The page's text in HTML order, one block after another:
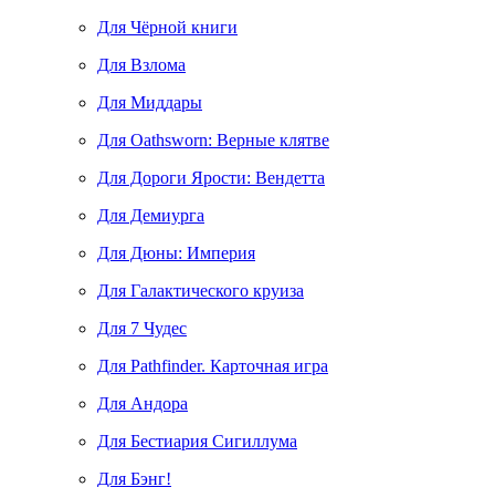
Для Чёрной книги
Для Взлома
Для Миддары
Для Oathsworn: Верные клятве
Для Дороги Ярости: Вендетта
Для Демиурга
Для Дюны: Империя
Для Галактического круиза
Для 7 Чудес
Для Pathfinder. Карточная игра
Для Андора
Для Бестиария Сигиллума
Для Бэнг!